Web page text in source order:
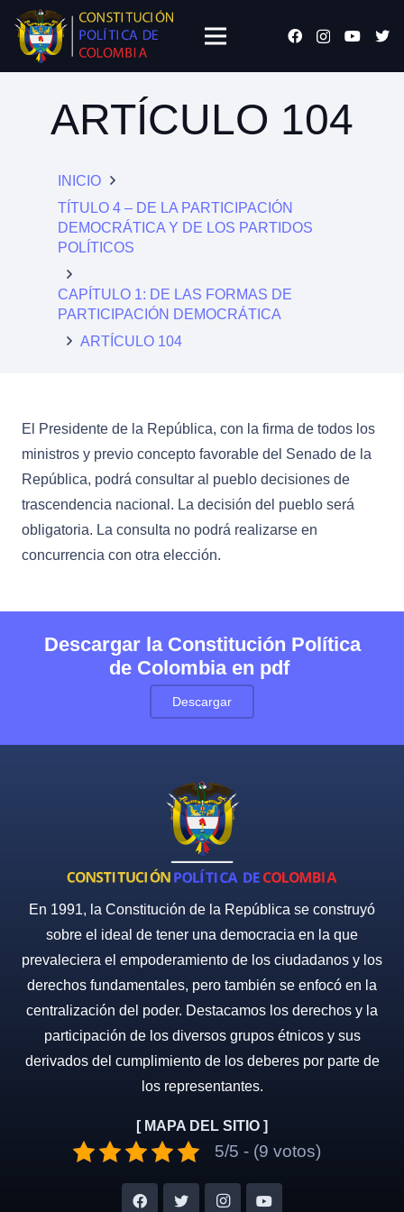
ARTÍCULO 104
INICIO
TÍTULO 4 – DE LA PARTICIPACIÓN
DEMOCRÁTICA Y DE LOS PARTIDOS
POLÍTICOS
CAPÍTULO 1: DE LAS FORMAS DE
PARTICIPACIÓN DEMOCRÁTICA
ARTÍCULO 104
El Presidente de la República, con la firma de todos los
ministros y previo concepto favorable del Senado de la
República, podrá consultar al pueblo decisiones de
trascendencia nacional. La decisión del pueblo será
obligatoria. La consulta no podrá realizarse en
concurrencia con otra elección.
Descargar la Constitución Política
de Colombia en pdf
Descargar
En 1991, la Constitución de la República se construyó
sobre el ideal de tener una democracia en la que
prevaleciera el empoderamiento de los ciudadanos y los
derechos fundamentales, pero también se enfocó en la
centralización del poder. Destacamos los derechos y la
participación de los diversos grupos étnicos y sus
derivados del cumplimiento de los deberes por parte de
los representantes.
[ MAPA DEL SITIO ]
5/5 - (9 votos)